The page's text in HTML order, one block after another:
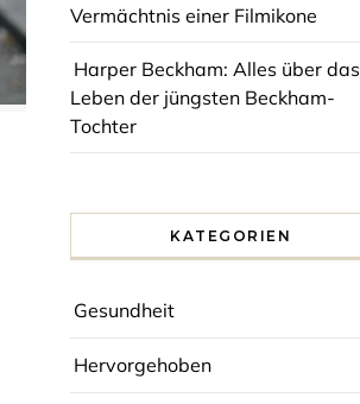
Vermächtnis einer Filmikone
Harper Beckham: Alles über das
Leben der jüngsten Beckham-
Tochter
KATEGORIEN
Gesundheit
Hervorgehoben